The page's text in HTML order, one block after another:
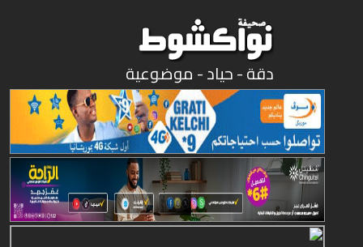
دقة - حياد - موضوعية